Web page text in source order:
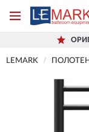
LEMARK